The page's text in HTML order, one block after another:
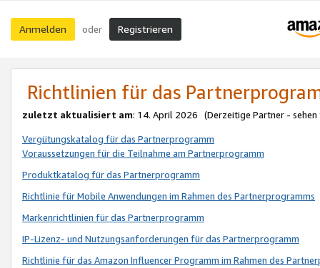
Anmelden oder Registrieren
Richtlinien für das
zuletzt aktualisiert am: 14. April 2026 (Derzeitige Partner - sehen
Vergütungskatalog für das Partnerprogramm
Voraussetzungen für die Teilnahme am Partnerprogramm
Produktkatalog für das Partnerprogramm
Richtlinie für Mobile Anwendungen im Rahmen des Partnerprogramms
Markenrichtlinien für das Partnerprogramm
IP-Lizenz- und Nutzungsanforderungen für das Partnerprogramm
Richtlinie für das Amazon Influencer Programm im Rahmen des